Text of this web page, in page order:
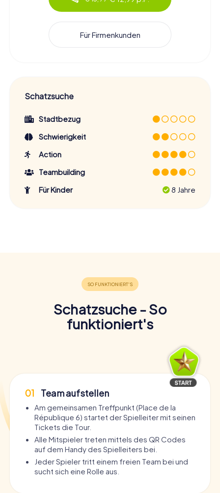
Für Firmenkunden
Schatzsuche
Stadtbezug
Schwierigkeit
Action
Teambuilding
Für Kinder
8 Jahre
Schatzsuche - So
funktioniert's
01 Team aufstellen
Am gemeinsamen Treffpunkt (Place de la
République 6) startet der Spielleiter mit seinen
Tickets die Tour.
Alle Mitspieler treten mittels des QR Codes
auf dem Handy des Spielleiters bei.
Jeder Spieler tritt einem freien Team bei und
sucht sich eine Rolle aus.